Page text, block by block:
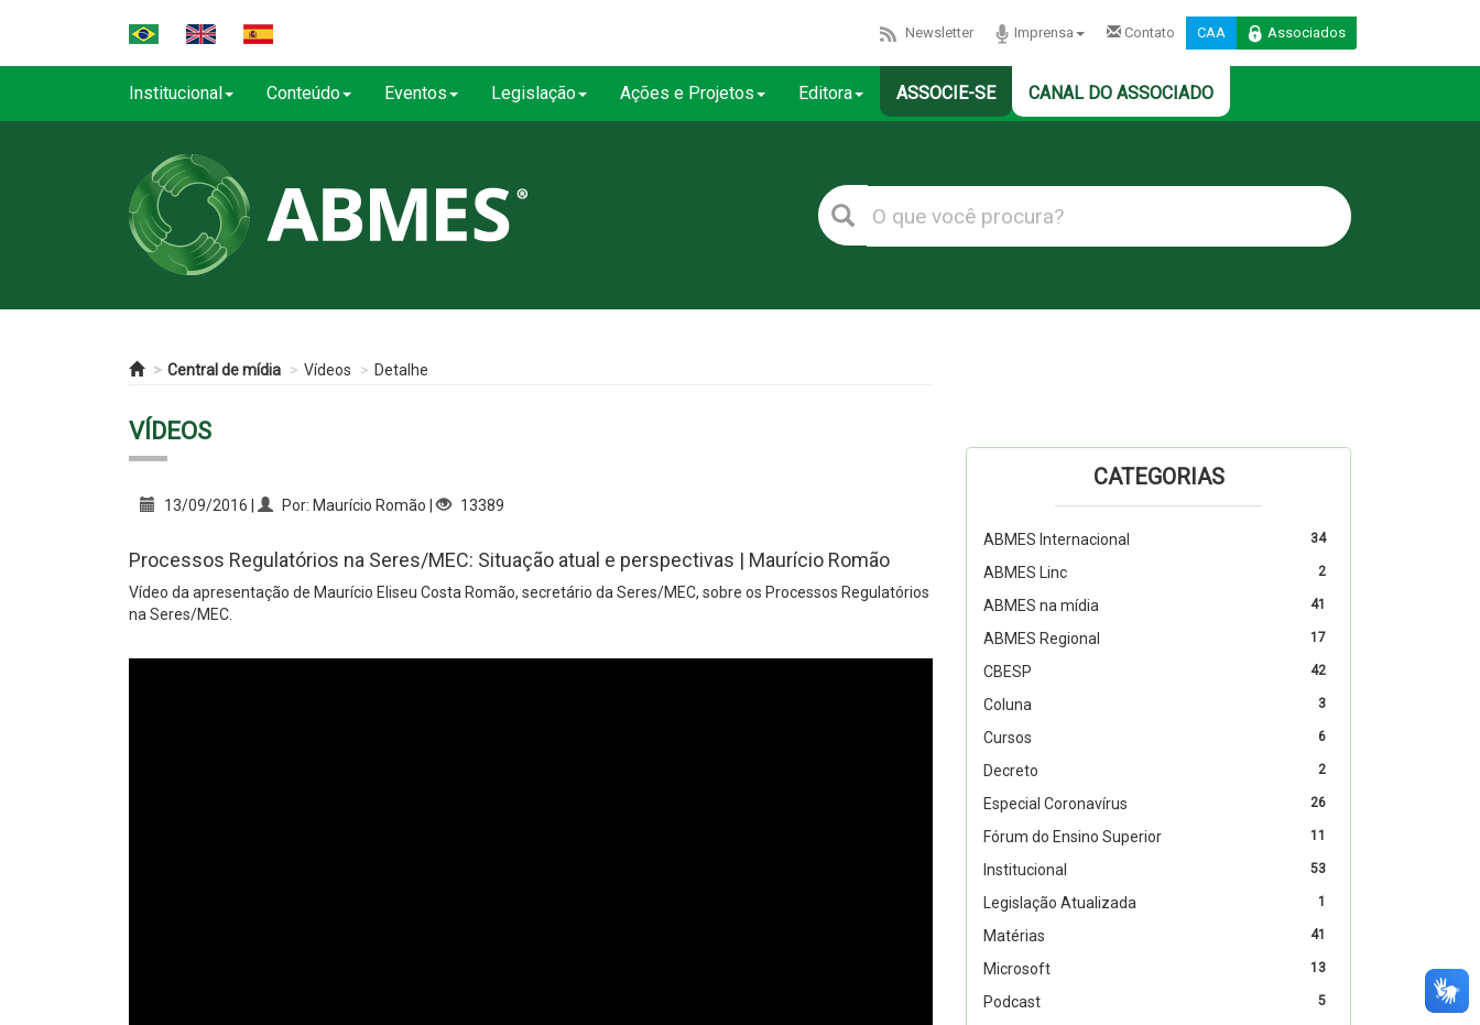
Newsletter Imprensa Contato CAA Associados
Institucional Conteúdo Eventos Legislação Ações e Projetos Editora ASSOCIE-SE CANAL DO ASSOCIADO
Central de mídia Vídeos Detalhe
VÍDEOS
13/09/2016 | Por: Maurício Romão | 13389
Processos Regulatórios na Seres/MEC: Situação atual e perspectivas | Maurício Romão
Vídeo da apresentação de Maurício Eliseu Costa Romão, secretário da Seres/MEC, sobre os Processos Regulatórios
na Seres/MEC.
CATEGORIAS
34
ABMES Internacional
2
ABMES Linc
41
ABMES na mídia
17
ABMES Regional
42
CBESP
3
Coluna
6
Cursos
2
Decreto
26
Especial Coronavírus
11
Fórum do Ensino Superior
53
Institucional
1
Legislação Atualizada
41
Matérias
13
Microsoft
5
Podcast